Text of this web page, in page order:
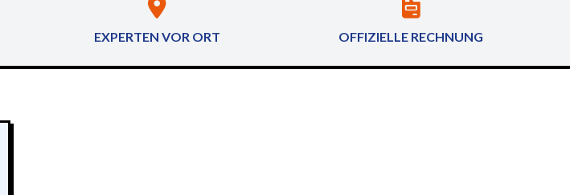
EXPERTEN VOR ORT OFFIZIELLE RECHNUNG